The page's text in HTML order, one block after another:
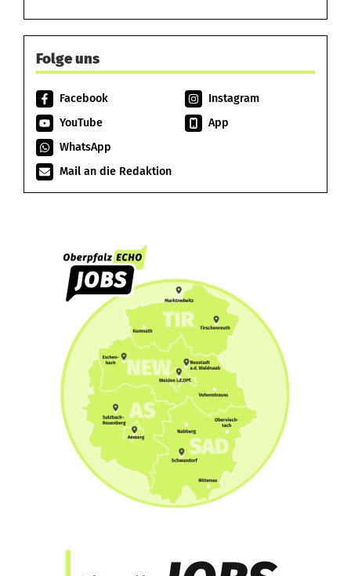
Folge uns
Facebook
Instagram
YouTube
App
WhatsApp
Mail an die Redaktion